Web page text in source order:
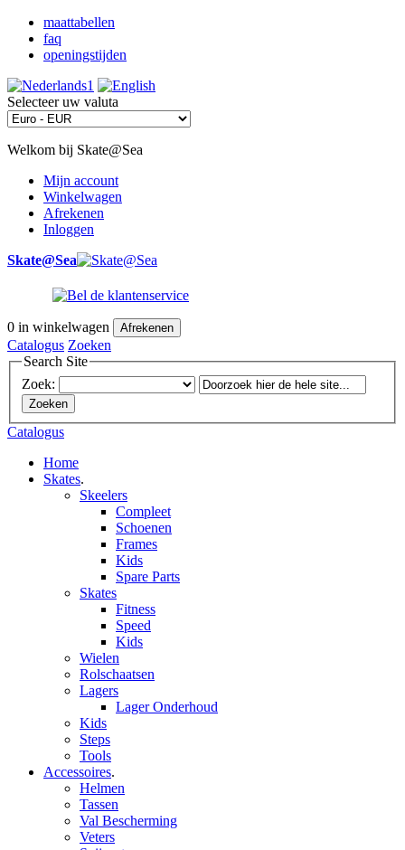
maattabellen
faq
openingstijden
Selecteer uw valuta
Welkom bij Skate@Sea
Mijn account
Winkelwagen
Afrekenen
Inloggen
Skate@Sea
0 in winkelwagen Afrekenen
Catalogus Zoeken
Search Site
Zoek:
Zoeken
Catalogus
Home
Skates.
Skeelers
Compleet
Schoenen
Frames
Kids
Spare Parts
Skates
Fitness
Speed
Kids
Wielen
Rolschaatsen
Lagers
Lager Onderhoud
Kids
Steps
Tools
Accessoires.
Helmen
Tassen
Val Bescherming
Veters